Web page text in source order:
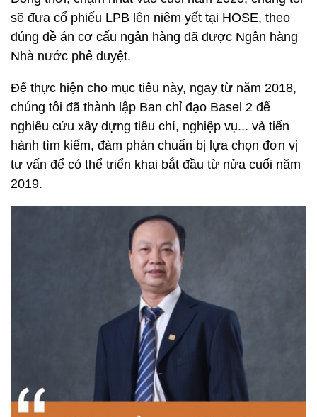
sẽ đưa cổ phiếu LPB lên niêm yết tại HOSE, theo
đúng đề án cơ cấu ngân hàng đã được Ngân hàng
Nhà nước phê duyệt.
Để thực hiện cho mục tiêu này, ngay từ năm 2018,
chúng tôi đã thành lập Ban chỉ đạo Basel 2 để
nghiêu cứu xây dựng tiêu chí, nghiệp vụ... và tiến
hành tìm kiếm, đàm phán chuẩn bị lựa chọn đơn vị
tư vấn để có thể triển khai bắt đầu từ nửa cuối năm
2019.